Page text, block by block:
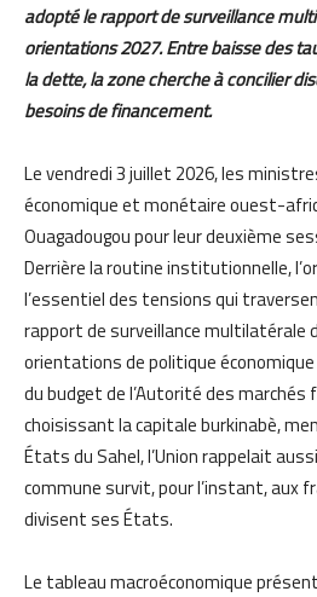
adopté le rapport de surveillance
orientations 2027. Entre baisse des
la dette, la zone cherche à concilier
besoins de financement.
Le vendredi 3 juillet 2026, les
économique et monétaire ouest-
Ouagadougou pour leur deuxième
Derrière la routine institutionnelle,
l’essentiel des tensions qui
rapport de surveillance multilatérale
orientations de politique
du budget de l’Autorité des marchés
choisissant la capitale burkinabè,
États du Sahel, l’Union rappelait
commune survit, pour l’instant, aux
divisent ses États.
Le tableau macroéconomique